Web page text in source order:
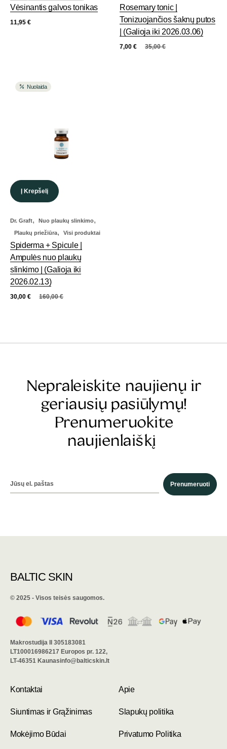
Vėsinantis galvos tonikas
11,95 €
Rosemary tonic |
Tonizuojančios šaknų putos
| (Galioja iki 2026.03.06)
35,00€
7,00 €
Nuolaida
Į Krepšelį
Dr. Graft, Nuo plaukų slinkimo,
Plaukų priežiūra, Visi produktai
Spiderma + Spicule |
Ampulės nuo plaukų
slinkimo | (Galioja iki
2026.02.13)
160,00€
30,00 €
Nepraleiskite naujienų ir
geriausių pasiūlymų!
Prenumeruokite
naujienlaiškį
Prenumeruoti
BALTIC SKIN
©️ 2025 - Visos teisės saugomos.
Kontaktai Apie
Siuntimas ir Grąžinimas Slapukų politika
Mokėjimo Būdai Privatumo Politika
Makrostudija II 305183081
LT100016986217 Europos pr. 122,
LT-46351 Kaunasinfo@balticskin.lt